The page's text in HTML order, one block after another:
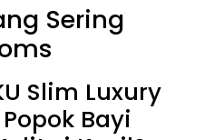
Sering
Slim Luxury
Bayi